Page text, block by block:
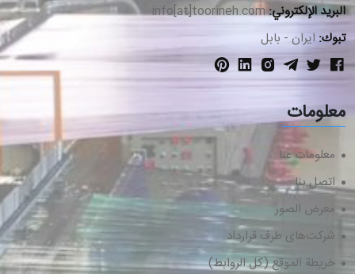
البريد الإلكتروني:info[at]toorineh.com
تبوك: ایران - بابل
معلومات
معلومات عنا
اتصل بنا
معرض الصور
شرکت‌های طرف قرارداد
خريطة الموقع (كل الروابط)